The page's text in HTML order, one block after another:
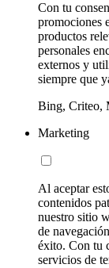
Con tu
promociones
productos
personales
externos y
siempre que
Bing, Criteo,
Marketing
Al aceptar
contenidos
nuestro sitio
de
éxito. Con tu
servicios de